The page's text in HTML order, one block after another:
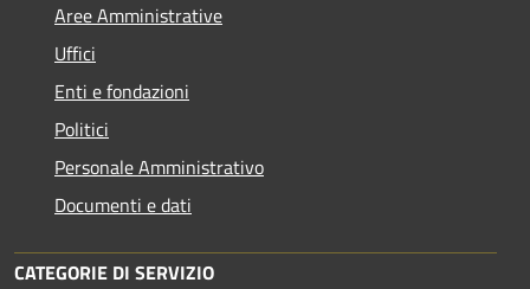
Aree Amministrative
Uffici
Enti e fondazioni
Politici
Personale Amministrativo
Documenti e dati
CATEGORIE DI SERVIZIO